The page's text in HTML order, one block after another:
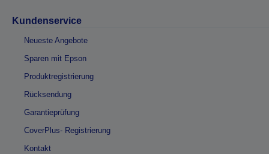
Kundenservice
Neueste Angebote
Sparen mit Epson
Produktregistrierung
Rücksendung
Garantieprüfung
CoverPlus- Registrierung
Kontakt